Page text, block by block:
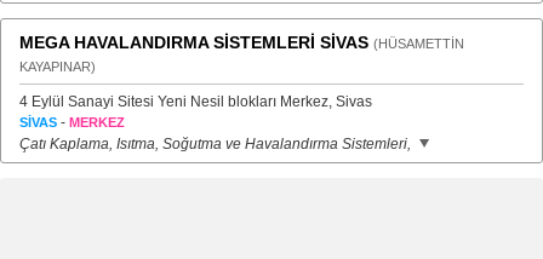
MEGA HAVALANDIRMA SİSTEMLERİ SİVAS (HÜSAMETTİN
KAYAPINAR)
4 Eylül Sanayi Sitesi Yeni Nesil blokları Merkez, Sivas
SİVAS - MERKEZ
Çatı Kaplama, Isıtma, Soğutma ve Havalandırma Sistemleri,